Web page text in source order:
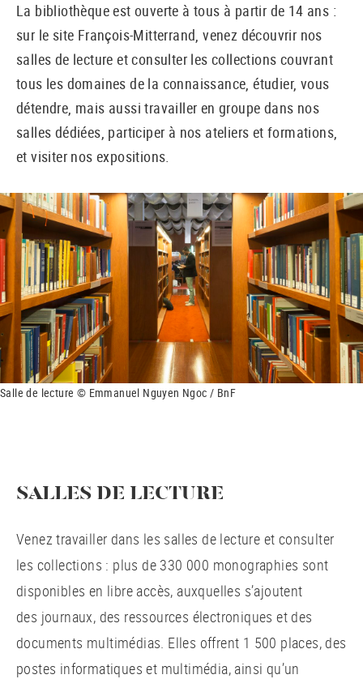
La bibliothèque est ouverte à tous à partir de 14 ans :
sur le site François-Mitterrand, venez découvrir nos
salles de lecture et consulter les collections couvrant
tous les domaines de la connaissance, étudier, vous
détendre, mais aussi travailler en groupe dans nos
salles dédiées, participer à nos ateliers et formations,
et visiter nos expositions.
Salle de lecture © Emmanuel Nguyen Ngoc / BnF
SALLES DE LECTURE
Venez travailler dans les salles de lecture et consulter
les collections : plus de 330 000 monographies sont
disponibles en libre accès, auxquelles s’ajoutent
des journaux, des ressources électroniques et des
documents multimédias. Elles offrent 1 500 places, des
postes informatiques et multimédia, ainsi qu’un